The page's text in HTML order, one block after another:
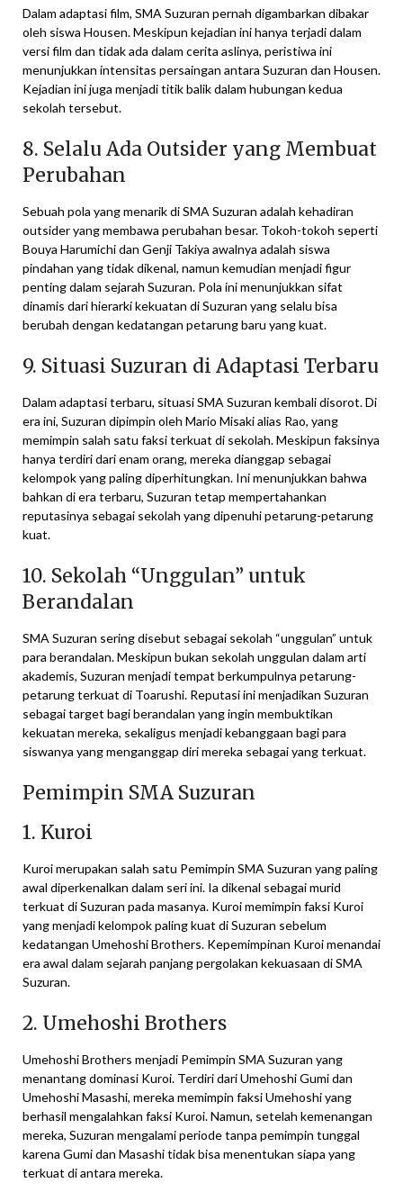
Dalam adaptasi film, SMA Suzuran pernah digambarkan dibakar
oleh siswa Housen. Meskipun kejadian ini hanya terjadi dalam
versi film dan tidak ada dalam cerita aslinya, peristiwa ini
menunjukkan intensitas persaingan antara Suzuran dan Housen.
Kejadian ini juga menjadi titik balik dalam hubungan kedua
sekolah tersebut.
8. Selalu Ada Outsider yang Membuat
Perubahan
Sebuah pola yang menarik di SMA Suzuran adalah kehadiran
outsider yang membawa perubahan besar. Tokoh-tokoh seperti
Bouya Harumichi dan Genji Takiya awalnya adalah siswa
pindahan yang tidak dikenal, namun kemudian menjadi figur
penting dalam sejarah Suzuran. Pola ini menunjukkan sifat
dinamis dari hierarki kekuatan di Suzuran yang selalu bisa
berubah dengan kedatangan petarung baru yang kuat.
9. Situasi Suzuran di Adaptasi Terbaru
Dalam adaptasi terbaru, situasi SMA Suzuran kembali disorot. Di
era ini, Suzuran dipimpin oleh Mario Misaki alias Rao, yang
memimpin salah satu faksi terkuat di sekolah. Meskipun faksinya
hanya terdiri dari enam orang, mereka dianggap sebagai
kelompok yang paling diperhitungkan. Ini menunjukkan bahwa
bahkan di era terbaru, Suzuran tetap mempertahankan
reputasinya sebagai sekolah yang dipenuhi petarung-petarung
kuat.
10. Sekolah “Unggulan” untuk
Berandalan
SMA Suzuran sering disebut sebagai sekolah “unggulan” untuk
para berandalan. Meskipun bukan sekolah unggulan dalam arti
akademis, Suzuran menjadi tempat berkumpulnya petarung-
petarung terkuat di Toarushi. Reputasi ini menjadikan Suzuran
sebagai target bagi berandalan yang ingin membuktikan
kekuatan mereka, sekaligus menjadi kebanggaan bagi para
siswanya yang menganggap diri mereka sebagai yang terkuat.
Pemimpin SMA Suzuran
1. Kuroi
Kuroi merupakan salah satu Pemimpin SMA Suzuran yang paling
awal diperkenalkan dalam seri ini. Ia dikenal sebagai murid
terkuat di Suzuran pada masanya. Kuroi memimpin faksi Kuroi
yang menjadi kelompok paling kuat di Suzuran sebelum
kedatangan Umehoshi Brothers. Kepemimpinan Kuroi menandai
era awal dalam sejarah panjang pergolakan kekuasaan di SMA
Suzuran.
2. Umehoshi Brothers
Umehoshi Brothers menjadi Pemimpin SMA Suzuran yang
menantang dominasi Kuroi. Terdiri dari Umehoshi Gumi dan
Umehoshi Masashi, mereka memimpin faksi Umehoshi yang
berhasil mengalahkan faksi Kuroi. Namun, setelah kemenangan
mereka, Suzuran mengalami periode tanpa pemimpin tunggal
karena Gumi dan Masashi tidak bisa menentukan siapa yang
terkuat di antara mereka.